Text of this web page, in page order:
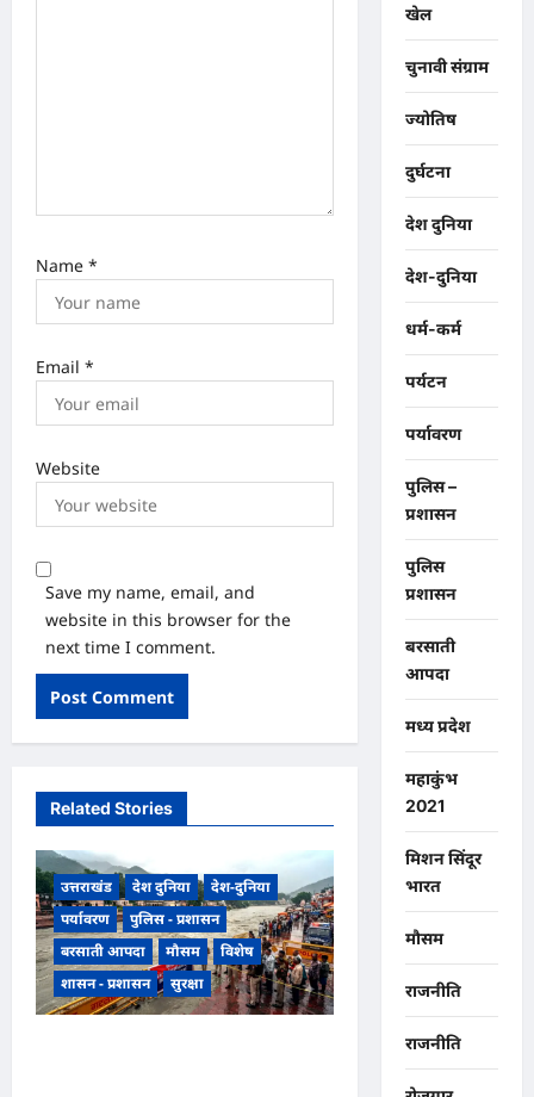
Name *
Email *
Website
Save my name, email, and
website in this browser for the
next time I comment.
Related Stories
उत्तराखंड देश दुनिया
देश-दुनिया
पर्यावरण
पुलिस - प्रशासन
बरसाती आपदा
मौसम
विशेष
शासन - प्रशासन
सुरक्षा
खेल
चुनावी संग्राम
ज्योतिष
दुर्घटना
देश दुनिया
देश-दुनिया
धर्म-कर्म
पर्यटन
पर्यावरण
पुलिस –
प्रशासन
पुलिस
प्रशासन
बरसाती
आपदा
मध्य प्रदेश
महाकुंभ
2021
मिशन सिंदूर
भारत
मौसम
राजनीति
राजनीति